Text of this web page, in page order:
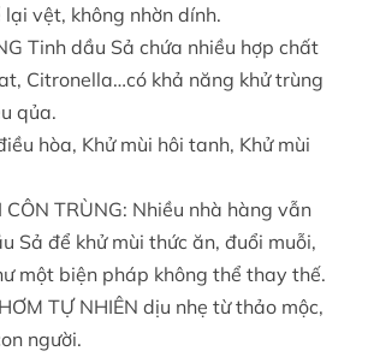
vệt, không nhờn dính.
Tinh dầu Sả chứa nhiều hợp chất
Citronella…có khả năng khử trùng
qủa.
hòa, Khử mùi hôi tanh, Khử mùi
TRÙNG: Nhiều nhà hàng vẫn
Sả để khử mùi thức ăn, đuổi muỗi,
một biện pháp không thể thay thế.
TỰ NHIÊN dịu nhẹ từ thảo mộc,
người.